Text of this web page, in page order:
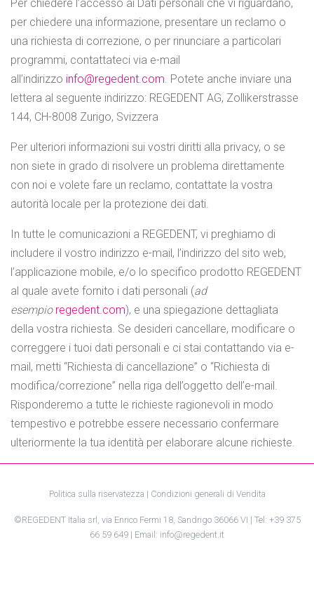
Per chiedere l’accesso ai Dati personali che vi riguardano,
per chiedere una informazione, presentare un reclamo o
una richiesta di correzione, o per rinunciare a particolari
programmi, contattateci via e-mail
all’indirizzo info@regedent.com. Potete anche inviare una
lettera al seguente indirizzo: REGEDENT AG, Zollikerstrasse
144, CH-8008 Zurigo, Svizzera
Per ulteriori informazioni sui vostri diritti alla privacy, o se
non siete in grado di risolvere un problema direttamente
con noi e volete fare un reclamo, contattate la vostra
autorità locale per la protezione dei dati.
In tutte le comunicazioni a REGEDENT, vi preghiamo di
includere il vostro indirizzo e-mail, l’indirizzo del sito web,
l’applicazione mobile, e/o lo specifico prodotto REGEDENT
al quale avete fornito i dati personali (ad
esempio regedent.com), e una spiegazione dettagliata
della vostra richiesta. Se desideri cancellare, modificare o
correggere i tuoi dati personali e ci stai contattando via e-
mail, metti “Richiesta di cancellazione” o “Richiesta di
modifica/correzione” nella riga dell’oggetto dell’e-mail.
Risponderemo a tutte le richieste ragionevoli in modo
tempestivo e potrebbe essere necessario confermare
ulteriormente la tua identità per elaborare alcune richieste.
Politica sulla riservatezza | Condizioni generali di Vendita
©REGEDENT Italia srl, via Enrico Fermi 18, Sandrigo 36066 VI | Tel: +39 375
66 59 649 | Email: info@regedent.it